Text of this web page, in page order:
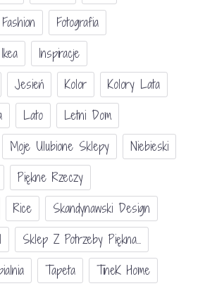
Fashion
Fotografia
Ikea
Inspiracje
Jesień Kolor
Kolory Lata
Lato
Letni Dom
Moje Ulubione Sklepy
Niebieski
Piękne Rzeczy
Rice
Skandynawski Design
Sklep Z Potrzeby Piękna...
Tapeta TineK Home